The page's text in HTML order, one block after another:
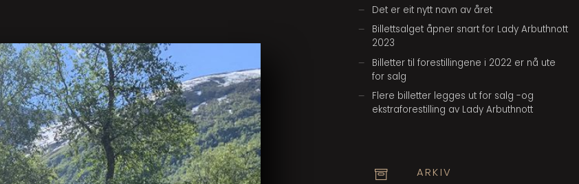
Det er eit nytt navn av året
Billettsalget åpner snart for Lady Arbuthnott
2023
Billetter til forestillingene i 2022 er nå ute
for salg
Flere billetter legges ut for salg -og
ekstraforestilling av Lady Arbuthnott
ARKIV